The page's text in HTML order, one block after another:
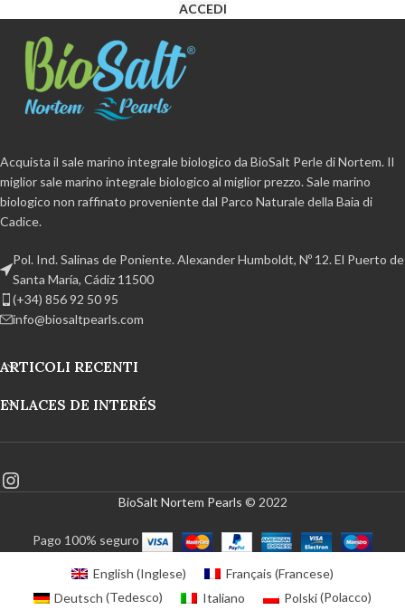
ACCEDI
Acquista il sale marino integrale biologico da BioSalt Perle di Nortem. Il
miglior sale marino integrale biologico al miglior prezzo. Sale marino
biologico non raffinato proveniente dal Parco Naturale della Baia di
Cadice.
Pol. Ind. Salinas de Poniente. Alexander Humboldt, Nº 12. El Puerto de
Santa María, Cádiz 11500
(+34) 856 92 50 95
info@biosaltpearls.com
ARTICOLI RECENTI
ENLACES DE INTERÉS
BioSalt Nortem Pearls © 2022
Pago 100% seguro
English (Inglese) Français (Francese)
Deutsch (Tedesco) Italiano Polski(Polacco)